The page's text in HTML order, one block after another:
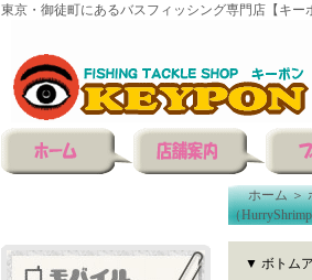
東京・御徒町にあるバスフィッシング専門店【キ
ホーム＞
（
▼ ボトム